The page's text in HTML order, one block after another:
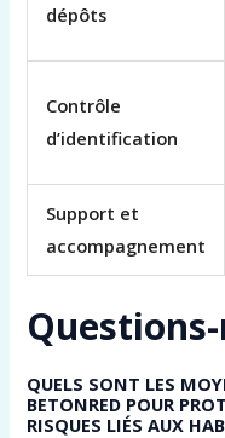
dépôts
Contrôle
d’identification
Support et
accompagnement
QUELS SONT LES
BETONRED POUR
RISQUES LIÉS AUX